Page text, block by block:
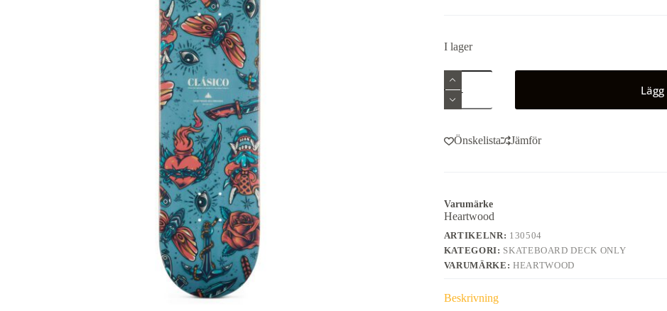
I lager
Heartwood
Clásico
8.125"
Deck
Önskelista Jämför
Varumärke
Heartwood
ARTIKELNR: 130504
KATEGORI: SKATEBOARD DECK ONLY
VARUMÄRKE: HEARTWOOD
Beskrivning